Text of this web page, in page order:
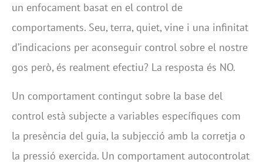
un enfocament basat en el control de
comportaments. Seu, terra, quiet, vine i una infinitat
d’indicacions per aconseguir control sobre el nostre
gos però, és realment efectiu? La resposta és NO.
Un comportament contingut sobre la base del
control està subjecte a variables específiques com
la presència del guia, la subjecció amb la corretja o
la pressió exercida. Un comportament autocontrolat